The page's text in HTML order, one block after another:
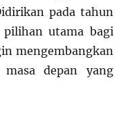
pada tahun
pilihan utama bagi
mengembangkan
depan yang